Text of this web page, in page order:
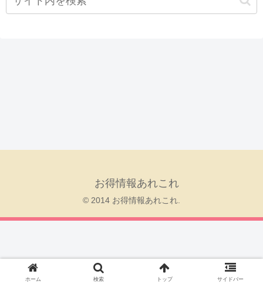
お得情報あれこれ
© 2014 お得情報あれこれ.
ホーム 検索 トップ サイドバー